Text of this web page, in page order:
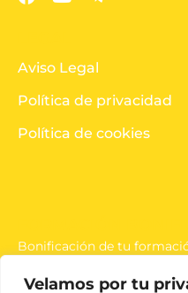
Velamos por tu
Aviso Legal
Política de privacidad
Política de cookies
Bonificación de tu